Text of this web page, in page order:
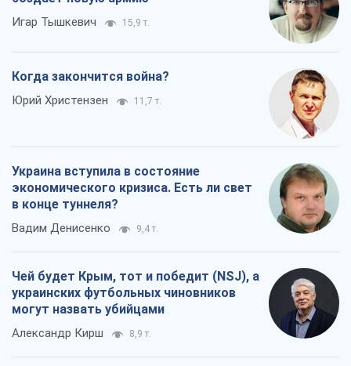
Игар Тышкевич 15,9 т.
Когда закончится война?
Юрий Христензен 11,7 т.
Украина вступила в состояние
экономического кризиса. Есть ли свет
в конце туннеля?
Вадим Денисенко 9,4 т.
Чей будет Крым, тот и победит (NSJ), а
украинских футбольных чиновников
могут назвать убийцами
Александр Кирш 8,9 т.